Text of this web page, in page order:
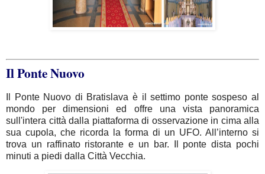
Il Ponte Nuovo
Il Ponte Nuovo di Bratislava è il settimo ponte sospeso al
mondo per dimensioni ed offre una vista panoramica
sull'intera città dalla piattaforma di osservazione in cima alla
sua cupola, che ricorda la forma di un UFO. All’interno si
trova un raffinato ristorante e un bar. Il ponte dista pochi
minuti a piedi dalla Città Vecchia.